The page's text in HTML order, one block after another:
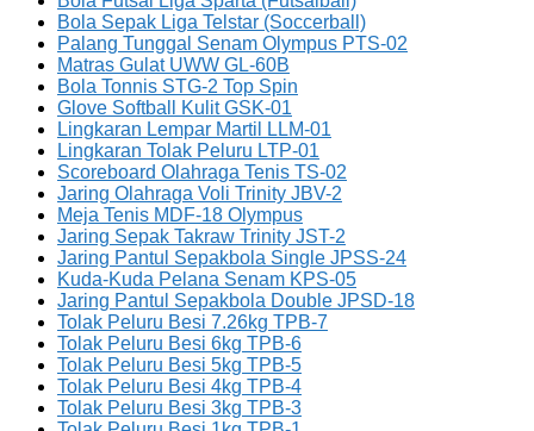
Bola Sepak Liga Telstar (Soccerball)
Palang Tunggal Senam Olympus PTS-02
Matras Gulat UWW GL-60B
Bola Tonnis STG-2 Top Spin
Glove Softball Kulit GSK-01
Lingkaran Lempar Martil LLM-01
Lingkaran Tolak Peluru LTP-01
Scoreboard Olahraga Tenis TS-02
Jaring Olahraga Voli Trinity JBV-2
Meja Tenis MDF-18 Olympus
Jaring Sepak Takraw Trinity JST-2
Jaring Pantul Sepakbola Single JPSS-24
Kuda-Kuda Pelana Senam KPS-05
Jaring Pantul Sepakbola Double JPSD-18
Tolak Peluru Besi 7.26kg TPB-7
Tolak Peluru Besi 6kg TPB-6
Tolak Peluru Besi 5kg TPB-5
Tolak Peluru Besi 4kg TPB-4
Tolak Peluru Besi 3kg TPB-3